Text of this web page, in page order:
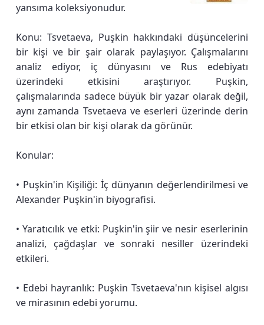
yansıma koleksiyonudur.
Konu: Tsvetaeva, Puşkin hakkındaki düşüncelerini
bir kişi ve bir şair olarak paylaşıyor. Çalışmalarını
analiz ediyor, iç dünyasını ve Rus edebiyatı
üzerindeki etkisini araştırıyor. Puşkin,
çalışmalarında sadece büyük bir yazar olarak değil,
aynı zamanda Tsvetaeva ve eserleri üzerinde derin
bir etkisi olan bir kişi olarak da görünür.
Konular:
• Puşkin'in Kişiliği: İç dünyanın değerlendirilmesi ve
Alexander Puşkin'in biyografisi.
• Yaratıcılık ve etki: Puşkin'in şiir ve nesir eserlerinin
analizi, çağdaşlar ve sonraki nesiller üzerindeki
etkileri.
• Edebi hayranlık: Puşkin Tsvetaeva'nın kişisel algısı
ve mirasının edebi yorumu.